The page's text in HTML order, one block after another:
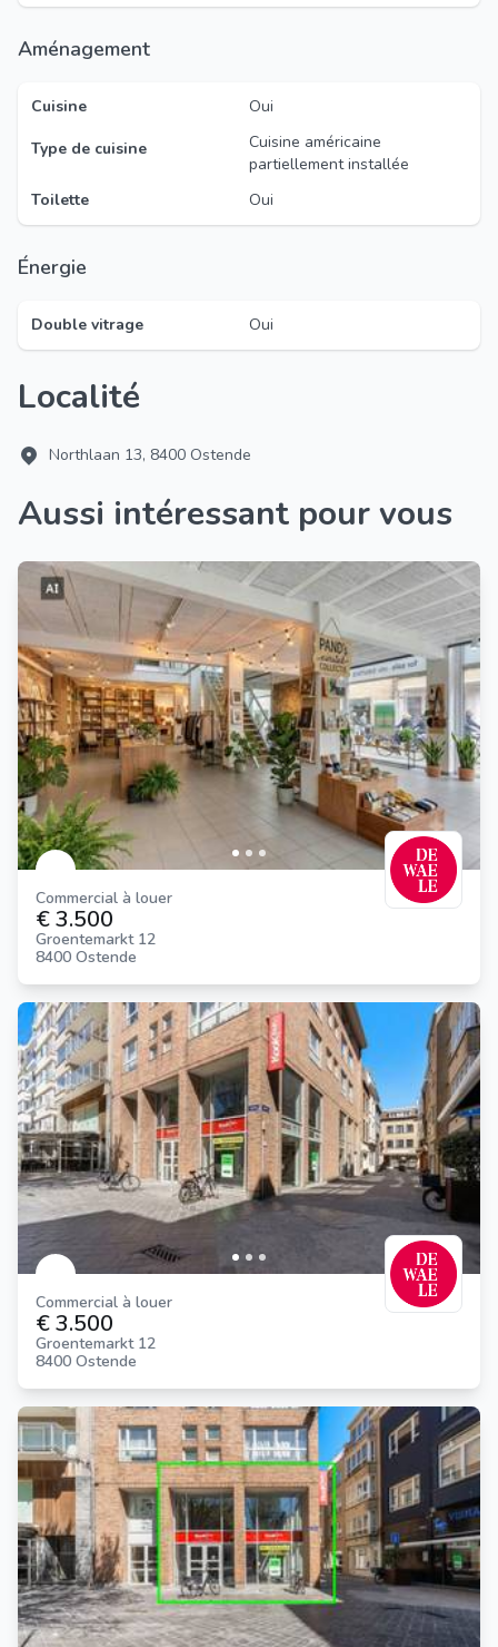
Aménagement
Cuisine
Oui
Type de cuisine
Cuisine américaine
partiellement installée
Toilette
Oui
Énergie
Double vitrage Oui
Localité
Northlaan 13, 8400 Ostende
Aussi intéressant pour vous
Commercial à louer
€ 3.500
Groentemarkt 12
8400 Ostende
Commercial à louer
€ 3.500
Groentemarkt 12
8400 Ostende